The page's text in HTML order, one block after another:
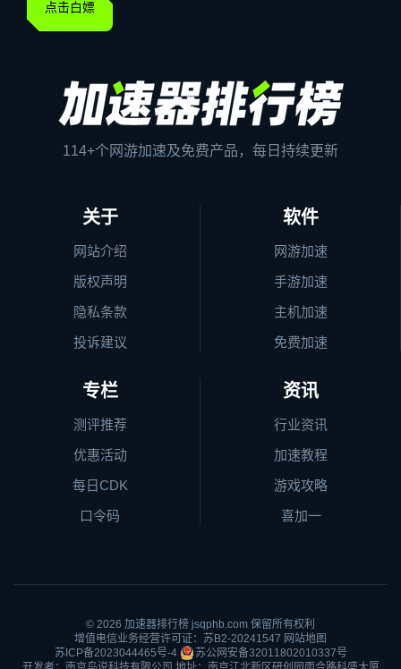
点击白嫖
114+个网游加速及免费产品，每日持续更新
关于
网站介绍
版权声明
隐私条款
投诉建议
软件
网游加速
手游加速
主机加速
免费加速
专栏
测评推荐
优惠活动
每日CDK
口令码
资讯
行业资讯
加速教程
游戏攻略
喜加一
© 2026 加速器排行榜 jsqphb.com 保留所有权利
增值电信业务经营许可证：苏B2-20241547 网站地图
苏ICP备2023044465号-4
苏公网安备32011802010337号